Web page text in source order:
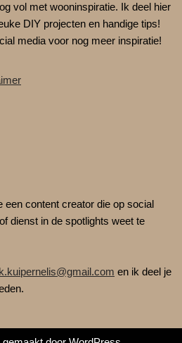
vol met wooninspiratie. Ik deel hier
DIY projecten en handige tips!
media voor nog meer inspiratie!
een content creator die op social
dienst in de spotlights weet te
k.kuipernelis@gmail.com en ik deel je